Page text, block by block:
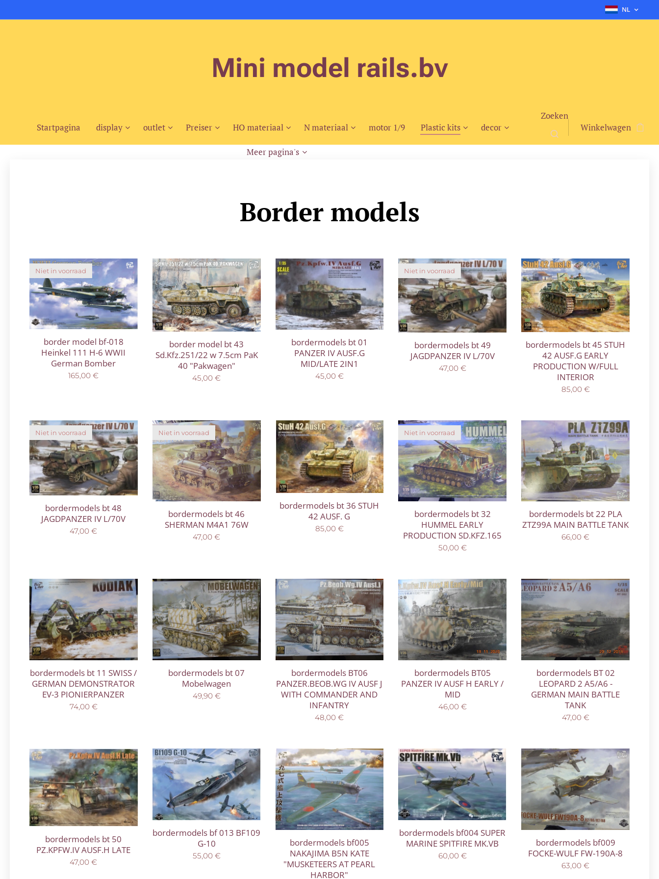
NL
Mini model rails.bv
Startpagina display outlet Preiser HO materiaal N materiaal motor 1/9 Plastic kits decor
Meer pagina's
Zoeken
Winkelwagen
Border models
border model bf-018
Heinkel 111 H-6 WWII
German Bomber
Niet in voorraad
165,00 €
border model bt 43
Sd.Kfz.251/22 w 7.5cm PaK
40 "Pakwagen"
45,00 €
bordermodels bt 01
PANZER IV AUSF.G
MID/LATE 2IN1
45,00€
bordermodels bt 49
JAGDPANZER IV L/70V
Niet in voorraad
47,00€
bordermodels bt 45 STUH
42 AUSF.G EARLY
PRODUCTION W/FULL
INTERIOR
85,00€
bordermodels bt 48
JAGDPANZER IV L/70V
Niet in voorraad
47,00 €
bordermodels bt 46
SHERMAN M4A1 76W
Niet in voorraad
47,00 €
bordermodels bt 36 STUH
42 AUSF. G
85,00€
bordermodels bt 32
HUMMEL EARLY
PRODUCTION SD.KFZ.165
Niet in voorraad
50,00€
bordermodels bt 22 PLA
ZTZ99A MAIN BATTLE TANK
66,00 €
bordermodels bt 11 SWISS /
GERMAN DEMONSTRATOR
EV-3 PIONIERPANZER
74,00€
bordermodels bt 07
Mobelwagen
49,90€
bordermodels BT06
PANZER.BEOB.WG IV AUSF J
WITH COMMANDER AND
INFANTRY
48,00 €
bordermodels BT05
PANZER IV AUSF H EARLY /
MID
46,00€
bordermodels BT 02
LEOPARD 2 A5/A6 -
GERMAN MAIN BATTLE
TANK
47,00€
bordermodels bt 50
PZ.KPFW.IV AUSF.H LATE
47,00 €
bordermodels bf 013 BF109
G-10
55,00€
bordermodels bf005
NAKAJIMA B5N KATE
"MUSKETEERS AT PEARL
HARBOR"
bordermodels bf004 SUPER
MARINE SPITFIRE MK.VB
60,00€
bordermodels bf009
FOCKE-WULF FW-190A-8
63,00 €